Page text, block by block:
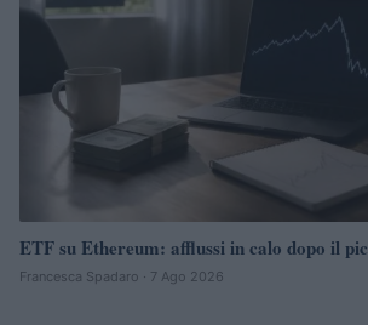
ETF su Ethereum: afflussi in calo dopo il
Francesca Spadaro · 7 Ago 2026